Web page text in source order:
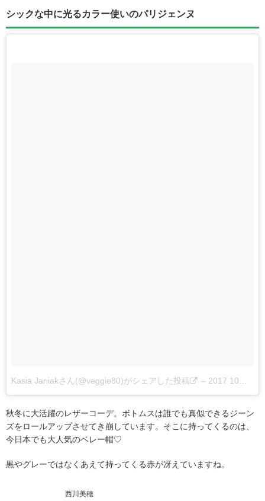
シックな中に光るカラー使いのパリジェンヌ
Kasia Janiakさん(@veggie80)がシェアした投稿 – 2017 10月 1 6:32午前 PDT
秋冬に大活躍のレザーコーデ。ボトムスは誰でも真似できるジーン
ズをロールアップさせてき崩しています。そこに持ってくるのは、
今日本でも大人気のベレー帽♡
黒やグレーではなくあえて持ってくる赤が冴えていますね。
西川美穂